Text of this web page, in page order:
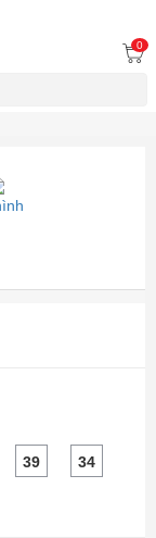
0
39 34